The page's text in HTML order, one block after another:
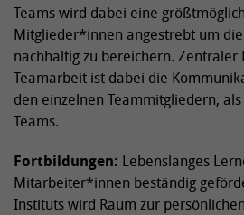
Teams wird dabei eine
Mitglieder*innen angestrebt um
nachhaltig zu bereichern. Zentraler
Teamarbeit ist dabei die
den einzelnen Teammitgliedern,
Teams.
Fortbildungen: Lebenslanges
Mitarbeiter*innen beständig
Instituts wird Raum zur